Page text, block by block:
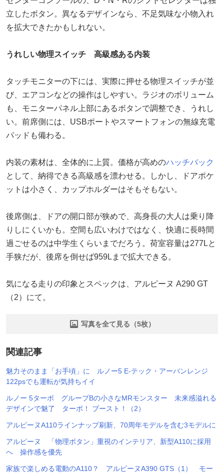
立したボタン。異なるデザインなら、不足気味な小物入れ
を拡大できたかもしれない。
うれしい物理スイッチ 高級感ある内装
タッチモニターの下には、実際に押せる物理スイッチが並
び、エアコンなどの操作はしやすい。ラジオのボリューム
も、モニターパネル上部にあるボタンで調整でき、うれし
い。前席側には、USBポートやスマートフォンの無線充電
パッドも備わる。
内装の素材は、全体的に上質。価格が高めのハッチバック
として、納得できる高級感を漂わせる。しかし、ドアポケ
ットは小さく、カップホルダーはそもそもない。
後席側は、ドアの開口部が狭めで、高身長の大人は乗り降
りしにくいかも。空間も広いわけではなく、快適に長時間
過ごせるのは中学生くらいまでだろう。荷室容量は277Lと
手狭だが、後席を倒せば959Lまで拡大できる。
気になる走りの印象とスペックは、アルピーヌ A290 GT
（2）にて。
写真を全て見る（5枚）
関連記事
魅力そのまま「お手頃」に ルノー5 E-テック・アーバンレンジ
122psでも運転が気持ちイイ
ルノー 5ターボ グループBの小さなMRモンスター 未来感溢れる
デザインで魅了 ターボ！ ブースト！（2）
アルピーヌA110ラインナップ刷新、70周年モデルを含む3モデルに
アルピーヌ 「物理ボタン」重視のインテリア、新型A110に採用
へ 操作感を優先
家族で楽しめる電動のA110？ アルピーヌA390 GTS（1） モー